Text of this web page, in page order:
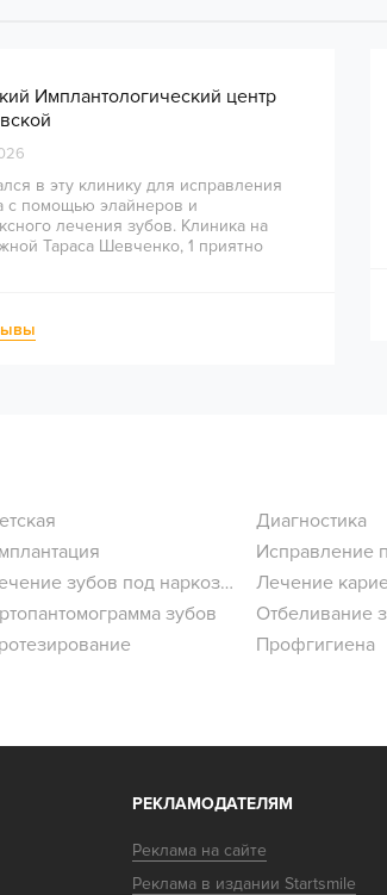
Имплантологический центр
в эту клинику для исправления
с помощью элайнеров и
лечения зубов. Клиника на
Тараса Шевченко, 1 приятно
— от диагностики и
до завершения лечения —
Диагностика
Исправление
Лечение зубов под наркозом Лечение
зубов Отбеливание
Профгигиена
РЕКЛАМОДАТЕЛЯМ
Реклама на сайте
Реклама в издании Startsmile